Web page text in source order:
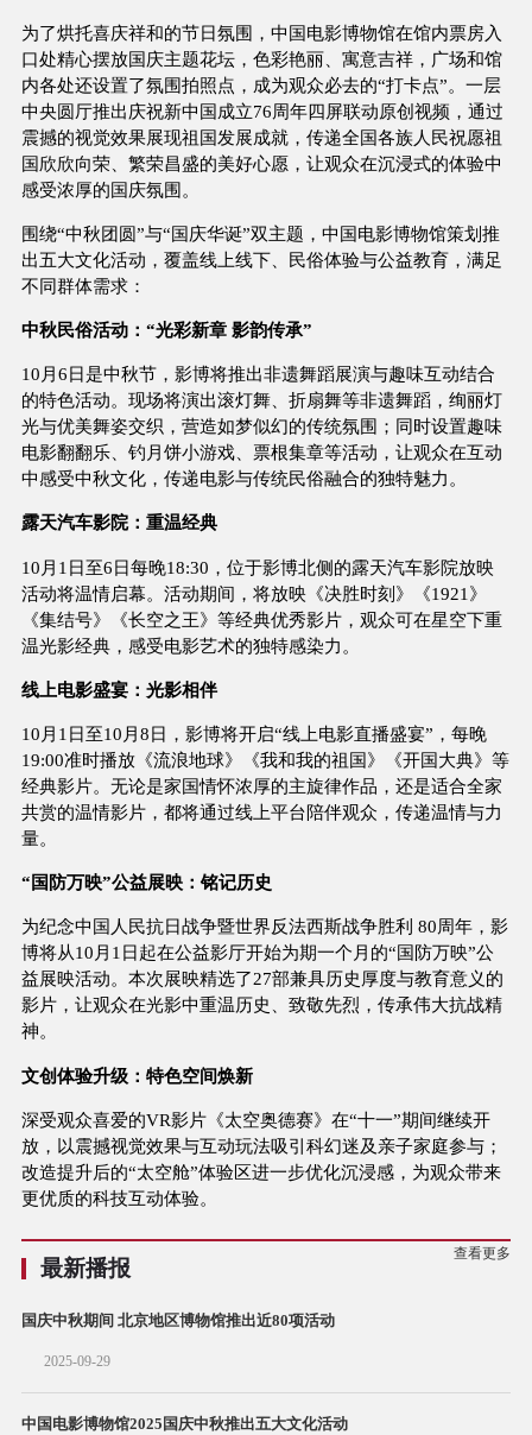
为了烘托喜庆祥和的节日氛围，中国电影博物馆在馆内票房入
口处精心摆放国庆主题花坛，色彩艳丽、寓意吉祥，广场和馆
内各处还设置了氛围拍照点，成为观众必去的“打卡点”。一层
中央圆厅推出庆祝新中国成立76周年四屏联动原创视频，通过
震撼的视觉效果展现祖国发展成就，传递全国各族人民祝愿祖
国欣欣向荣、繁荣昌盛的美好心愿，让观众在沉浸式的体验中
感受浓厚的国庆氛围。
围绕“中秋团圆”与“国庆华诞”双主题，中国电影博物馆策划推
出五大文化活动，覆盖线上线下、民俗体验与公益教育，满足
不同群体需求：
中秋民俗活动：“光彩新章 影韵传承”
10月6日是中秋节，影博将推出非遗舞蹈展演与趣味互动结合
的特色活动。现场将演出滚灯舞、折扇舞等非遗舞蹈，绚丽灯
光与优美舞姿交织，营造如梦似幻的传统氛围；同时设置趣味
电影翻翻乐、钓月饼小游戏、票根集章等活动，让观众在互动
中感受中秋文化，传递电影与传统民俗融合的独特魅力。
露天汽车影院：重温经典
10月1日至6日每晚18:30，位于影博北侧的露天汽车影院放映
活动将温情启幕。活动期间，将放映《决胜时刻》《1921》
《集结号》《长空之王》等经典优秀影片，观众可在星空下重
温光影经典，感受电影艺术的独特感染力。
线上电影盛宴：光影相伴
10月1日至10月8日，影博将开启“线上电影直播盛宴”，每晚
19:00准时播放《流浪地球》《我和我的祖国》《开国大典》等
经典影片。无论是家国情怀浓厚的主旋律作品，还是适合全家
共赏的温情影片，都将通过线上平台陪伴观众，传递温情与力
量。
“国防万映”公益展映：铭记历史
为纪念中国人民抗日战争暨世界反法西斯战争胜利 80周年，影
博将从10月1日起在公益影厅开始为期一个月的“国防万映”公
益展映活动。本次展映精选了27部兼具历史厚度与教育意义的
影片，让观众在光影中重温历史、致敬先烈，传承伟大抗战精
神。
文创体验升级：特色空间焕新
深受观众喜爱的VR影片《太空奥德赛》在“十一”期间继续开
放，以震撼视觉效果与互动玩法吸引科幻迷及亲子家庭参与；
改造提升后的“太空舱”体验区进一步优化沉浸感，为观众带来
更优质的科技互动体验。
最新播报
查看更多
国庆中秋期间 北京地区博物馆推出近80项活动
2025-09-29
中国电影博物馆2025国庆中秋推出五大文化活动